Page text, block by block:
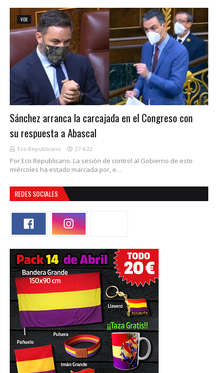
VOX
Sánchez arranca la carcajada en el Congreso con
su respuesta a Abascal
Eco Republicano 27.4.22
Por Eco Republicano. La sesión de control al Gobierno de este
miércoles ha estado marcada por, e…
REDES SOCIALES